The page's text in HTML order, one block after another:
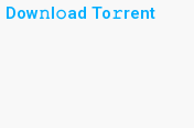
Dow𝚗l𝚘ad To𝚛rent